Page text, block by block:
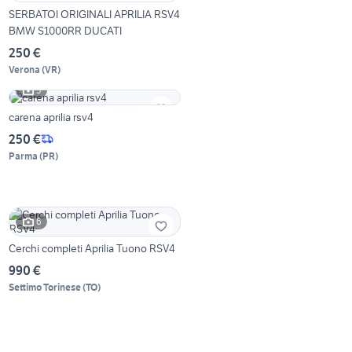
SERBATOI ORIGINALI APRILIA RSV4
BMW S1000RR DUCATI
250 €
Verona (VR)
5
carena aprilia rsv4
250 €
Parma (PR)
6
Cerchi completi Aprilia Tuono RSV4
990 €
Settimo Torinese(TO)